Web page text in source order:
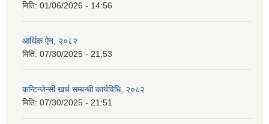
मिति: 01/06/2026 - 14:56
आर्थिक ऐन, २०८२
मिति: 07/30/2025 - 21:53
कन्टिन्जेन्सी खर्च सम्बन्धी कार्यविधि, २०८२
मिति: 07/30/2025 - 21:51